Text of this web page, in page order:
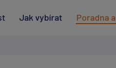
Jak vybírat Poradna